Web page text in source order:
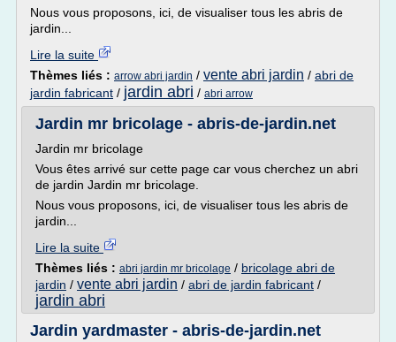
Nous vous proposons, ici, de visualiser tous les abris de
jardin...
Lire la suite
Thèmes liés : arrow abri jardin / vente abri jardin / abri de
jardin fabricant / jardin abri / abri arrow
Jardin mr bricolage - abris-de-jardin.net
Jardin mr bricolage
Vous êtes arrivé sur cette page car vous cherchez un abri
de jardin Jardin mr bricolage.
Nous vous proposons, ici, de visualiser tous les abris de
jardin...
Lire la suite
Thèmes liés : abri jardin mr bricolage / bricolage abri de
jardin / vente abri jardin / abri de jardin fabricant /
jardin abri
Jardin yardmaster - abris-de-jardin.net